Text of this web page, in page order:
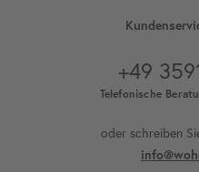
+49
Telefonische
oder schreiben